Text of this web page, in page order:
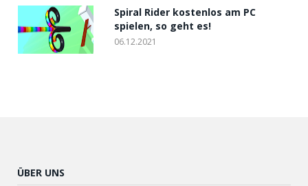
Spiral Rider kostenlos am PC
spielen, so geht es!
06.12.2021
ÜBER UNS